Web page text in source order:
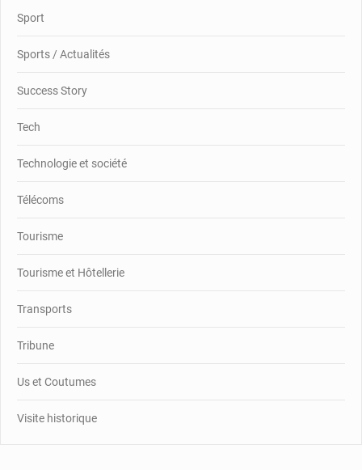
Sport
Sports / Actualités
Success Story
Tech
Technologie et société
Télécoms
Tourisme
Tourisme et Hôtellerie
Transports
Tribune
Us et Coutumes
Visite historique